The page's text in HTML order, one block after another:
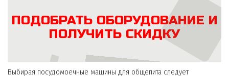
ПОДОБРАТЬ ОБОРУДОВАНИЕ И
ПОЛУЧИТЬ СКИДКУ
Выбирая посудомоечные машины для общепита следует